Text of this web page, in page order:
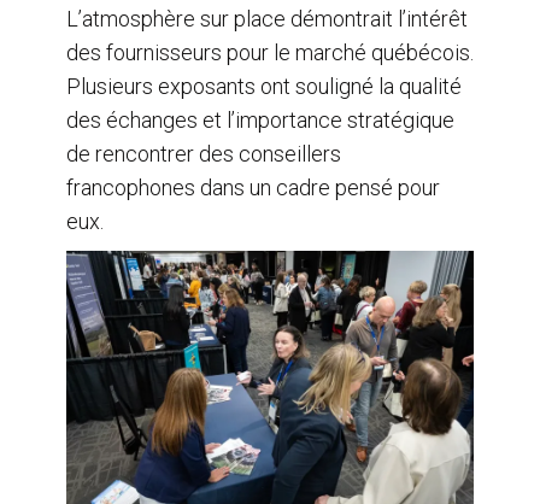
L’atmosphère sur place démontrait l’intérêt
des fournisseurs pour le marché québécois.
Plusieurs exposants ont souligné la qualité
des échanges et l’importance stratégique
de rencontrer des conseillers
francophones dans un cadre pensé pour
eux.